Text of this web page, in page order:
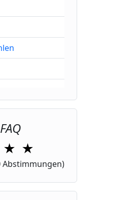
★
4 Stars
★
5 Stars